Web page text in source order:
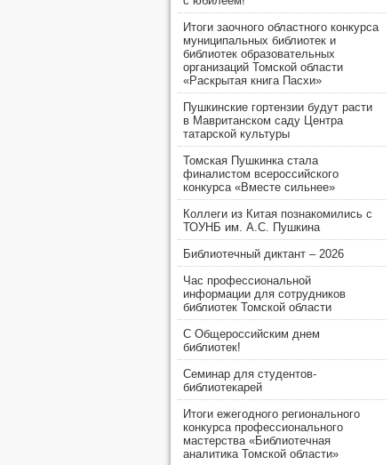
Итоги заочного областного конкурса
муниципальных библиотек и
библиотек образовательных
организаций Томской области
«Раскрытая книга Пасхи»
Пушкинские гортензии будут расти
в Мавританском саду Центра
татарской культуры
Томская Пушкинка стала
финалистом всероссийского
конкурса «Вместе сильнее»
Коллеги из Китая познакомились с
ТОУНБ им. А.С. Пушкина
Библиотечный диктант – 2026
Час профессиональной
информации для сотрудников
библиотек Томской области
С Общероссийским днем
библиотек!
Семинар для студентов-
библиотекарей
Итоги ежегодного регионального
конкурса профессионального
мастерства «Библиотечная
аналитика Томской области»